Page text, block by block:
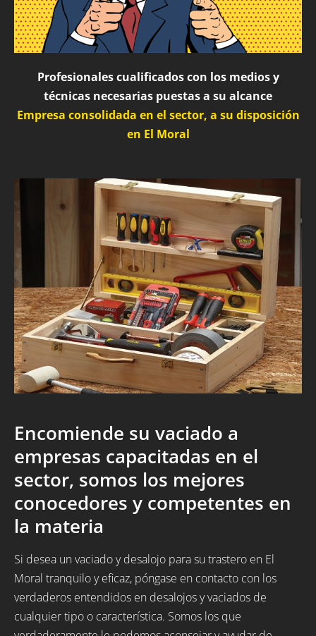
Profesionales cualificados con los medios y
técnicas necesarias puestas a su alcance
Empresa consolidada en el sector, a su disposición
en El Moral
Encomiende su vaciado a
empresas capacitadas en el
sector, somos los mejores
conocedores y competentes en
la materia
Si desea un vaciado y desalojo para su trastero en El
Moral tranquilo y eficaz, póngase en contacto con los
verdaderos entendidos en desalojos y vaciados de
cualquier tipo o característica. Somos los que